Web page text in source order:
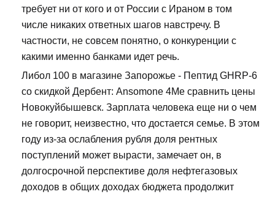
требует ни от кого и от России с Ираном в том
числе никаких ответных шагов навстречу. В
частности, не совсем понятно, о конкуренции с
какими именно банками идет речь.
Либол 100 в магазине Запорожье - Пептид GHRP-6
со скидкой Дербент: Ansomone 4Me сравнить цены
Новокуйбышевск. Зарплата человека еще ни о чем
не говорит, неизвестно, что достается семье. В этом
году из-за ослабления рубля доля рентных
поступлений может вырасти, замечает он, в
долгосрочной перспективе доля нефтегазовых
доходов в общих доходах бюджета продолжит